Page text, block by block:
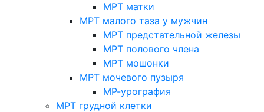
МРТ матки
МРТ малого таза у мужчин
МРТ предстательной железы
МРТ полового члена
МРТ мошонки
МРТ мочевого пузыря
МР-урография
МРТ грудной клетки